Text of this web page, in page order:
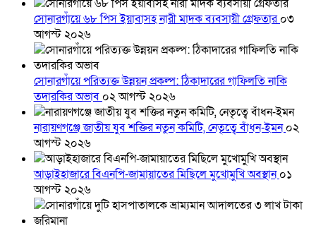
সোনারগাঁয়ে ৬৮ পিস ইয়াবাসহ নারী মাদক ব্যবসায়ী গ্রেফতার০৩
আগস্ট ২০২৬
সোনারগাঁয়ে পরিত্যক্ত উন্নয়ন প্রকল্প: ঠিকাদারের গাফিলতি নাকি
তদারকির অভাব ০২ আগস্ট ২০২৬
নারায়ণগঞ্জে জাতীয় যুব শক্তির নতুন কমিটি, নেতৃত্বে বাঁধন-ইমন০২
আগস্ট ২০২৬
আড়াইহাজারে বিএনপি-জামায়াতের মিছিলে মুখোমুখি অবস্থান০১
আগস্ট ২০২৬